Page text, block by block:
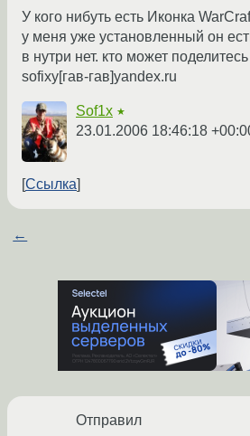
У кого нибуть есть Иконка
у меня уже установленный он
в нутри нет. кто может
sofixy[гав-гав]yandex.ru
Sof1x ★
23.01.2006 18:46:18
Ссылка
←
Отправил